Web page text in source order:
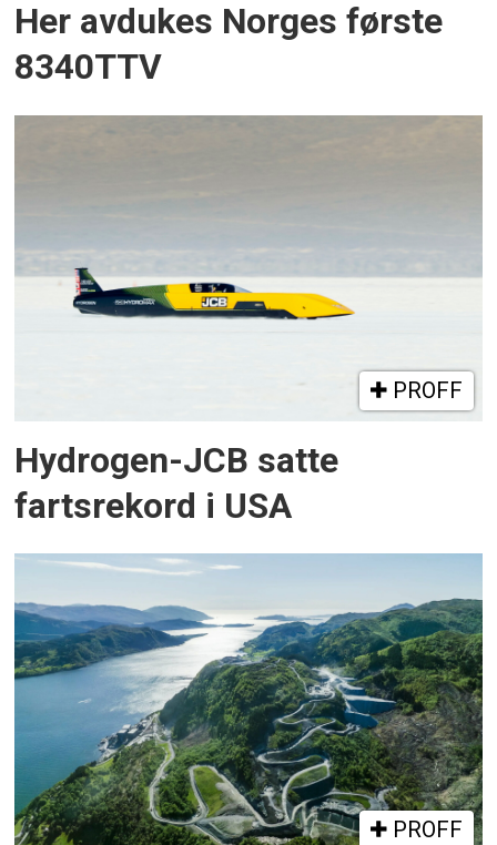
Her avdukes Norges første
8340TTV
PROFF
Hydrogen-JCB satte
fartsrekord i USA
PROFF